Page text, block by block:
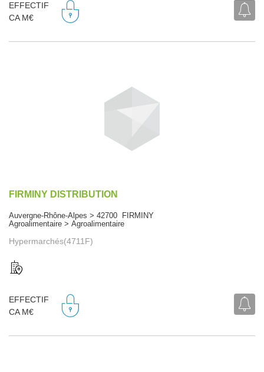
EFFECTIF
CA M€
FIRMINY DISTRIBUTION
Auvergne-Rhône-Alpes > 42700 FIRMINY
Agroalimentaire > Agroalimentaire
Hypermarchés(4711F)
EFFECTIF
CA M€